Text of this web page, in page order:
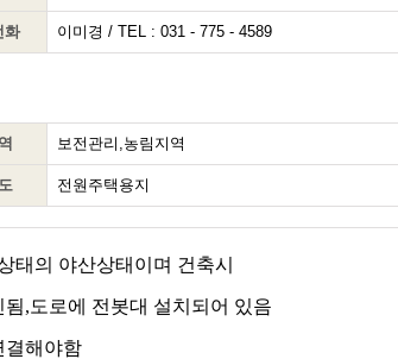
화 이미경 / TEL : 031 - 775 - 4589
보전관리,농림지역
전원주택용지
태의 야산상태이며 건축시
,도로에 전봇대 설치되어 있음
결해야함